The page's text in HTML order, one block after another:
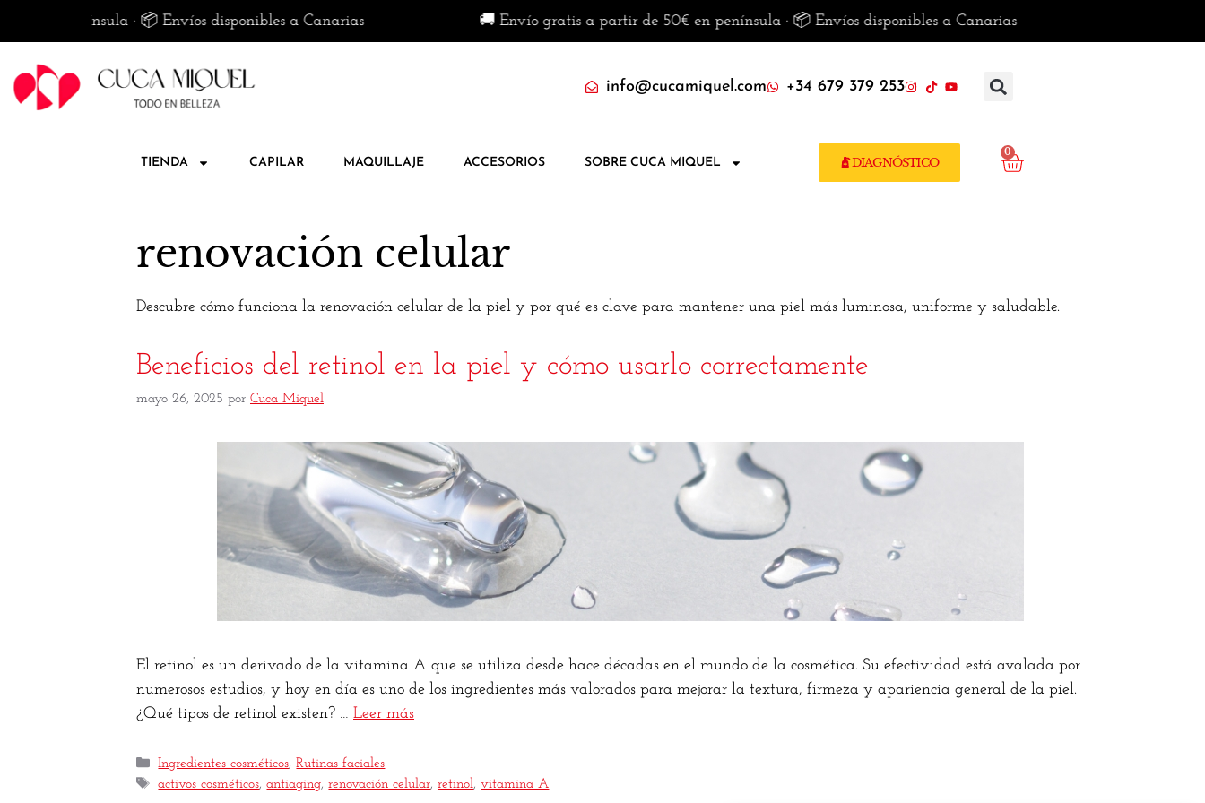
en península · 📦 Envíos disponibles a Canarias 🚚 Envío gratis a partir de 50€ en península · 📦 Envíos disponibles a Canarias
info@cucamiquel.com +34 679 379 253
TIENDA CAPILAR MAQUILLAJE ACCESORIOS SOBRE CUCA MIQUEL DIAGNÓSTICO
0
renovación celular
Descubre cómo funciona la renovación celular de la piel y por qué es clave para mantener una piel más luminosa, uniforme y saludable.
Beneficios del retinol en la piel y cómo usarlo correctamente
mayo 26, 2025 por Cuca Miquel
El retinol es un derivado de la vitamina A que se utiliza desde hace décadas en el mundo de la cosmética. Su efectividad está avalada por
numerosos estudios, y hoy en día es uno de los ingredientes más valorados para mejorar la textura, firmeza y apariencia general de la piel.
¿Qué tipos de retinol existen? … Leer más
Ingredientes cosméticos,Rutinas faciales
activos cosméticos,antiaging,renovación celular,retinol,vitamina A